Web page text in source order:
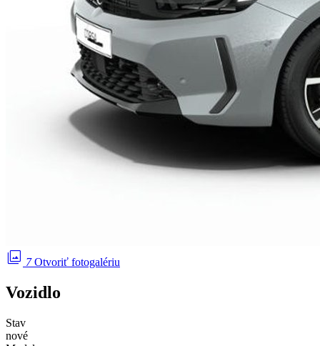
photo_library 7 Otvoriť fotogalériu
Vozidlo
Stav
nové